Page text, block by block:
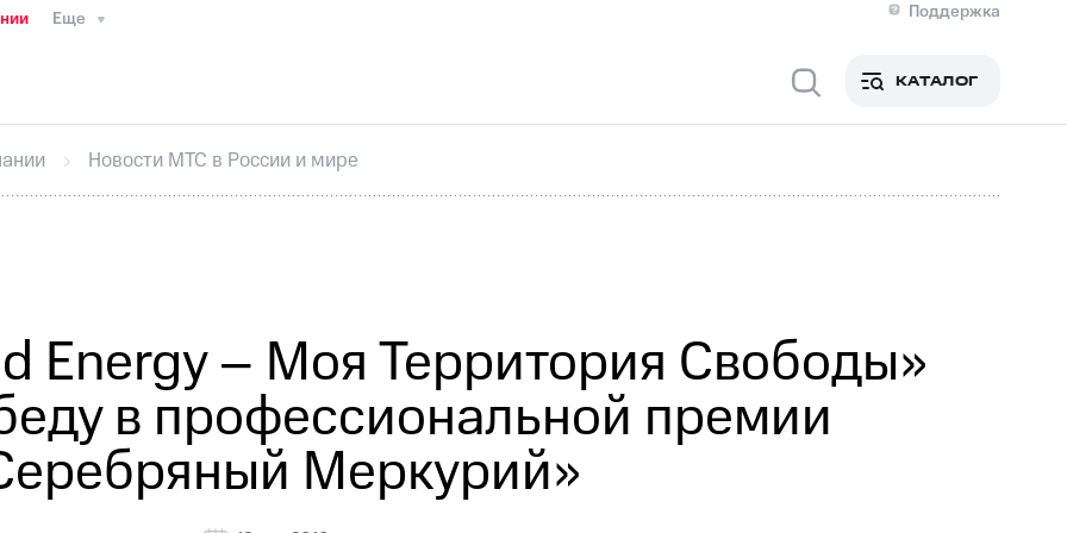
Еще
Поддержка
Медиа-центр
ИнтервьюФинансовая отчетностьКонтактыПригласить спикера
секретарьРаскрытие информации
кабинет акционераАкционерный капиталКонтроль и аудитРынок акций
КАТАЛОГ
Новости МТС в России и мире
Energy – Моя Территория Свободы»
в профессиональной премии
Меркурий»